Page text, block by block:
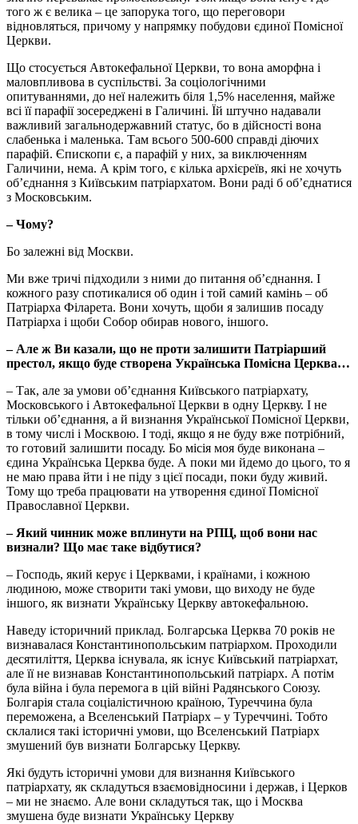
того ж є велика – це запорука того, що переговори
відновляться, причому у напрямку побудови єдиної Помісної
Церкви.
Що стосується Автокефальної Церкви, то вона аморфна і
маловпливова в суспільстві. За соціологічними
опитуваннями, до неї належить біля 1,5% населення, майже
всі її парафії зосереджені в Галичині. Їй штучно надавали
важливий загальнодержавний статус, бо в дійсності вона
слабенька і маленька. Там всього 500-600 справді діючих
парафій. Єпископи є, а парафій у них, за виключенням
Галичини, нема. А крім того, є кілька архієреїв, які не хочуть
об’єднання з Київським патріархатом. Вони раді б об’єднатися
з Московським.
– Чому?
Бо залежні від Москви.
Ми вже тричі підходили з ними до питання об’єднання. І
кожного разу спотикалися об один і той самий камінь – об
Патріарха Філарета. Вони хочуть, щоби я залишив посаду
Патріарха і щоби Собор обирав нового, іншого.
– Але ж Ви казали, що не проти залишити Патріарший
престол, якщо буде створена Українська Помісна Церква…
– Так, але за умови об’єднання Київського патріархату,
Московського і Автокефальної Церкви в одну Церкву. І не
тільки об’єднання, а й визнання Української Помісної Церкви,
в тому числі і Москвою. І тоді, якщо я не буду вже потрібний,
то готовий залишити посаду. Бо місія моя буде виконана –
єдина Українська Церква буде. А поки ми йдемо до цього, то я
не маю права йти і не піду з цієї посади, поки буду живий.
Тому що треба працювати на утворення єдиної Помісної
Православної Церкви.
– Який чинник може вплинути на РПЦ, щоб вони нас
визнали? Що має таке відбутися?
– Господь, який керує і Церквами, і країнами, і кожною
людиною, може створити такі умови, що виходу не буде
іншого, як визнати Українську Церкву автокефальною.
Наведу історичний приклад. Болгарська Церква 70 років не
визнавалася Константинопольським патріархом. Проходили
десятиліття, Церква існувала, як існує Київський патріархат,
але її не визнавав Константинопольський патріарх. А потім
була війна і була перемога в цій війні Радянського Союзу.
Болгарія стала соціалістичною країною, Туреччина була
переможена, а Вселенський Патріарх – у Туреччині. Тобто
склалися такі історичні умови, що Вселенський Патріарх
змушений був визнати Болгарську Церкву.
Які будуть історичні умови для визнання Київського
патріархату, як складуться взаємовідносини і держав, і Церков
– ми не знаємо. Але вони складуться так, що і Москва
змушена буде визнати Українську Церкву